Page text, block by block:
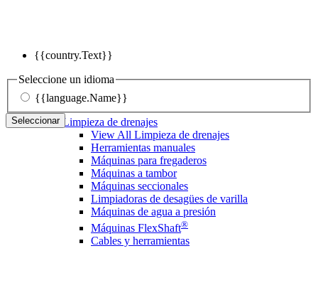
{{country.Text}}
Seleccione un idioma
{{language.Name}}
Seleccionar Limpieza de drenajes
View All Limpieza de drenajes
Herramientas manuales
Máquinas para fregaderos
Máquinas a tambor
Máquinas seccionales
Limpiadoras de desagües de varilla
Máquinas de agua a presión
Máquinas FlexShaft®
Cables y herramientas